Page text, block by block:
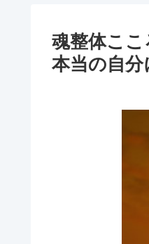
魂整体こ
本当の自分